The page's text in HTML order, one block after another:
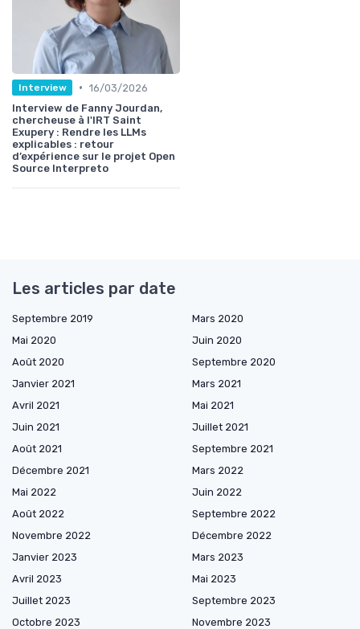
Interview • 16/03/2026
Interview de Fanny Jourdan,
chercheuse à l'IRT Saint
Exupery : Rendre les LLMs
explicables : retour
d’expérience sur le projet Open
Source Interpreto
Les articles par date
Septembre 2019
Mars 2020
Mai 2020
Juin 2020
Août 2020
Septembre 2020
Janvier 2021
Mars 2021
Avril 2021
Mai 2021
Juin 2021
Juillet 2021
Août 2021
Septembre 2021
Décembre 2021
Mars 2022
Mai 2022
Juin 2022
Août 2022
Septembre 2022
Novembre 2022
Décembre 2022
Janvier 2023
Mars 2023
Avril 2023
Mai 2023
Juillet 2023
Septembre 2023
Octobre 2023
Novembre 2023